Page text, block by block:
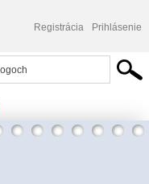
Registrácia Prihlásenie